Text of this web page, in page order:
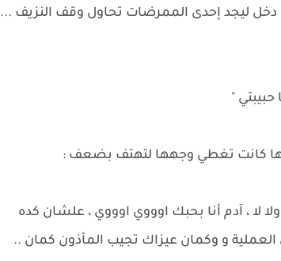
دخل ليجد إحدى الممرضات تحاول وقف النزيف ...
"
كانت تغطي وجهها لتهتف بضعف :
لا ، آدم أنا بحبك اوووي اوووي ، علشان كده
و وكمان عيزاك تجيب المأذون كمان ..